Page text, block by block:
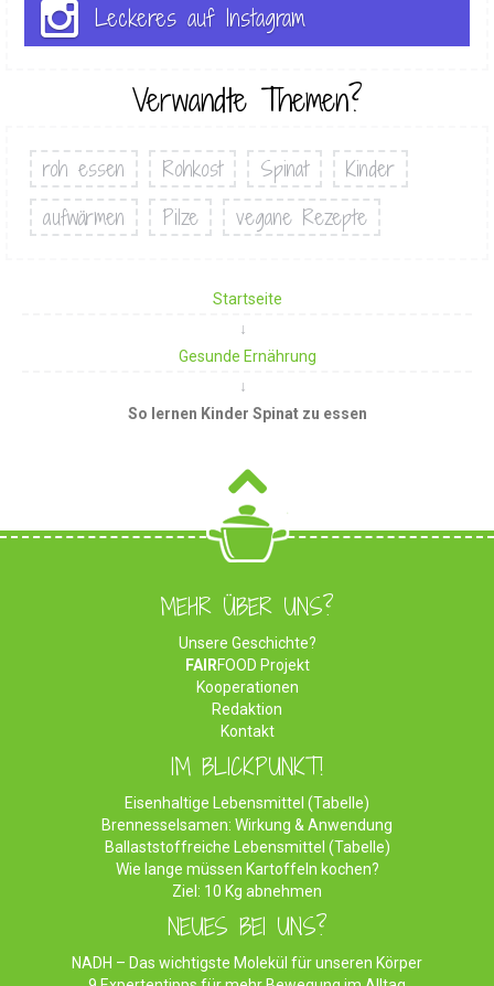
Leckeres auf Instagram
Verwandte Themen?
roh essen Rohkost Spinat
Kinder
aufwärmen
Pilze vegane Rezepte
Startseite
Gesunde Ernährung
So lernen Kinder Spinat zu essen
MEHR ÜBER UNS?
Unsere Geschichte?
FAIRFOOD Projekt
Kooperationen
Redaktion
Kontakt
IM BLICKPUNKT!
Eisenhaltige Lebensmittel (Tabelle)
Brennesselsamen: Wirkung & Anwendung
Ballaststoffreiche Lebensmittel (Tabelle)
Wie lange müssen Kartoffeln kochen?
Ziel: 10 Kg abnehmen
NEUES BEI UNS?
NADH – Das wichtigste Molekül für unseren Körper